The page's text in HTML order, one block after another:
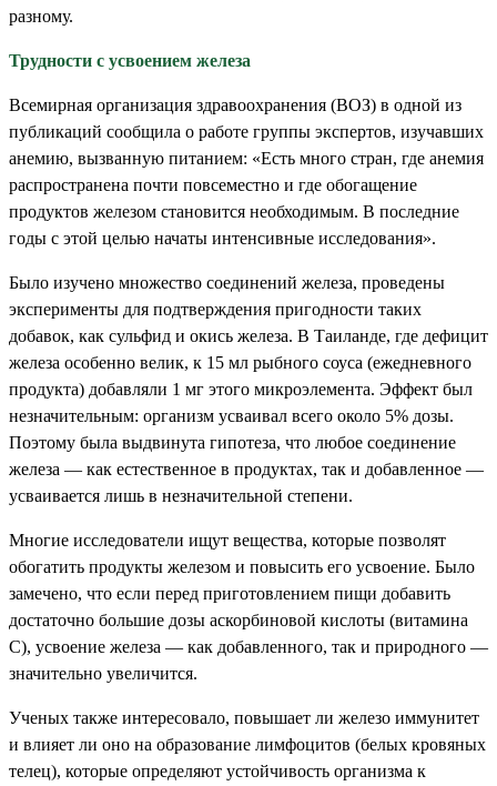
разному.
Трудности с усвоением железа
Всемирная организация здравоохранения (ВОЗ) в одной из
публикаций сообщила о работе группы экспертов, изучавших
анемию, вызванную питанием: «Есть много стран, где анемия
распространена почти повсеместно и где обогащение
продуктов железом становится необходимым. В последние
годы с этой целью начаты интенсивные исследования».
Было изучено множество соединений железа, проведены
эксперименты для подтверждения пригодности таких
добавок, как сульфид и окись железа. В Таиланде, где дефицит
железа особенно велик, к 15 мл рыбного соуса (ежедневного
продукта) добавляли 1 мг этого микроэлемента. Эффект был
незначительным: организм усваивал всего около 5% дозы.
Поэтому была выдвинута гипотеза, что любое соединение
железа — как естественное в продуктах, так и добавленное —
усваивается лишь в незначительной степени.
Многие исследователи ищут вещества, которые позволят
обогатить продукты железом и повысить его усвоение. Было
замечено, что если перед приготовлением пищи добавить
достаточно большие дозы аскорбиновой кислоты (витамина
С), усвоение железа — как добавленного, так и природного —
значительно увеличится.
Ученых также интересовало, повышает ли железо иммунитет
и влияет ли оно на образование лимфоцитов (белых кровяных
телец), которые определяют устойчивость организма к